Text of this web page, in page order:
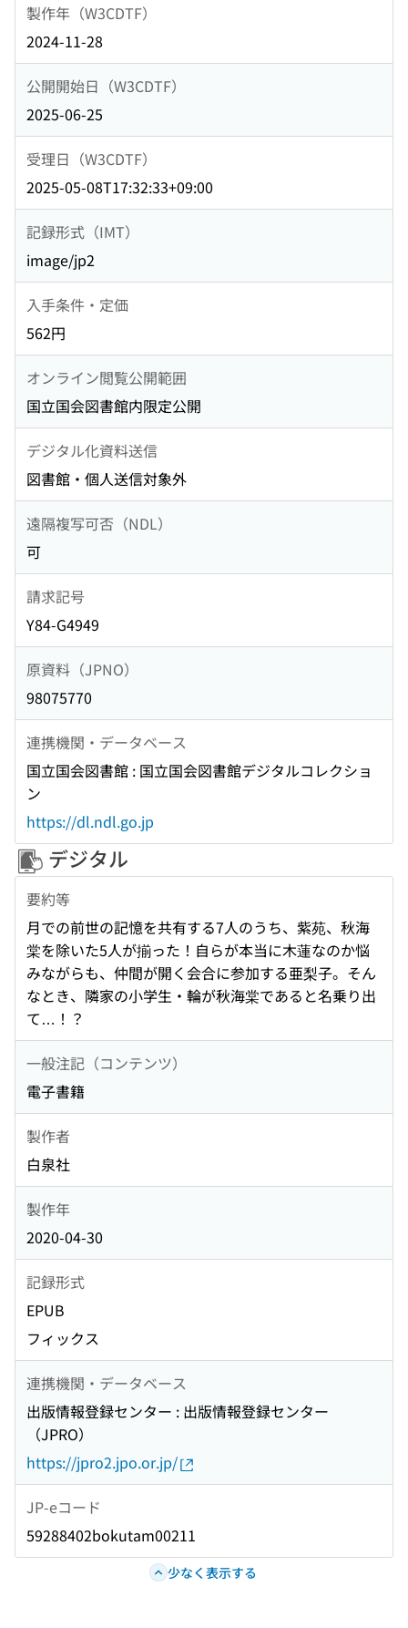
製作年（W3CDTF）
2024-11-28
公開開始日（W3CDTF）
2025-06-25
受理日（W3CDTF）
2025-05-08T17:32:33+09:00
記録形式（IMT）
image/jp2
入手条件・定価
562円
オンライン閲覧公開範囲
国立国会図書館内限定公開
デジタル化資料送信
図書館・個人送信対象外
遠隔複写可否（NDL）
可
請求記号
Y84-G4949
原資料（JPNO）
98075770
連携機関・データベース
国立国会図書館 : 国立国会図書館デジタルコレクショ
ン
https://dl.ndl.go.jp
デジタル
要約等
月での前世の記憶を共有する7人のうち、紫苑、秋海
棠を除いた5人が揃った！自らが本当に木蓮なのか悩
みながらも、仲間が開く会合に参加する亜梨子。そん
なとき、隣家の小学生・輪が秋海棠であると名乗り出
て…！？
一般注記（コンテンツ）
電子書籍
製作者
白泉社
製作年
2020-04-30
記録形式
EPUB
フィックス
連携機関・データベース
出版情報登録センター : 出版情報登録センター
（JPRO）
https://jpro2.jpo.or.jp/
JP-eコード
59288402bokutam00211
少なく表示する